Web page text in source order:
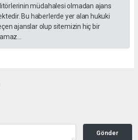
müdahalesi olmadan ajans
Bu haberlerde yer alan hukuki
ajanslar olup sitemizin hiç bir
Gönder